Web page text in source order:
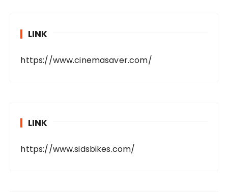
LINK
https://www.cinemasaver.com/
LINK
https://www.sidsbikes.com/